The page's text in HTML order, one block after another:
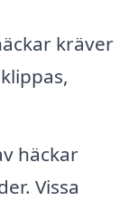
kräver
häckar
Vissa